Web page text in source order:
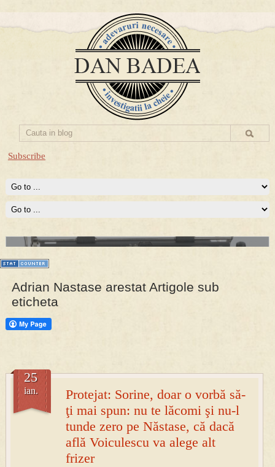
Subscribe
PRESA
Prima mea carte publicata (Nemira)
Averea Presedintelui: prima lucrare despre controversatele
conturi secrete ale Securitatii.
Adrian Nastase arestat Artigole sub
eticheta
Protejat: Sorine, doar o vorbă să-
ţi mai spun: nu te lăcomi şi nu-l
tunde zero pe Năstase, că dacă
află Voiculescu va alege alt
frizer
25
ian.